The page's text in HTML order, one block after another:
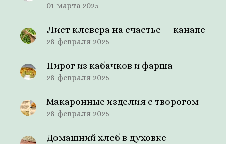
01 марта 2025
Лист клевера на счастье — канапе
28 февраля 2025
Пирог из кабачков и фарша
28 февраля 2025
Макаронные изделия с творогом
28 февраля 2025
Домашний хлеб в духовке